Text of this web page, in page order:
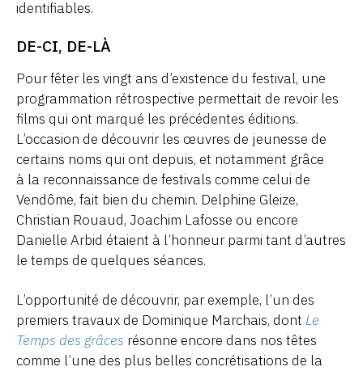
identifiables.
DE-CI, DE-LÀ
Pour fêter les vingt ans d’existence du festival, une
programmation rétrospective permettait de revoir les
films qui ont marqué les précédentes éditions.
L’occasion de découvrir les œuvres de jeunesse de
certains noms qui ont depuis, et notamment grâce
à la reconnaissance de festivals comme celui de
Vendôme, fait bien du chemin. Delphine Gleize,
Christian Rouaud, Joachim Lafosse ou encore
Danielle Arbid étaient à l’honneur parmi tant d’autres
le temps de quelques séances.
L’opportunité de découvrir, par exemple, l’un des
premiers travaux de Dominique Marchais, dont Le
Temps des grâces résonne encore dans nos têtes
comme l’une des plus belles concrétisations de la